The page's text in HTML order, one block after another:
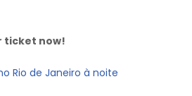
ticket now!
Rio de Janeiro à noite